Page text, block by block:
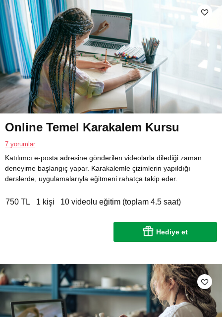
Online Temel Karakalem Kursu
7 yorumlar
Katılımcı e-posta adresine gönderilen videolarla dilediği zaman
deneyime başlangıç yapar. Karakalemle çizimlerin yapıldığı
derslerde, uygulamalarıyla eğitmeni rahatça takip eder.
750 TL 1 kişi 10 videolu eğitim (toplam 4.5 saat)
Hediye et